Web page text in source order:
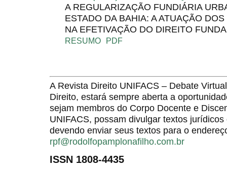
A REGULARIZAÇÃO FUNDIÁRIA
ESTADO DA BAHIA: A ATUAÇÃO
NA EFETIVAÇÃO DO DIREITO
RESUMO PDF
A Revista Direito UNIFACS – Debate
Direito, estará sempre aberta a
sejam membros do Corpo Docente e
UNIFACS, possam divulgar textos
devendo enviar seus textos para o
rpf@rodolfopamplonafilho.com.br
ISSN 1808-4435